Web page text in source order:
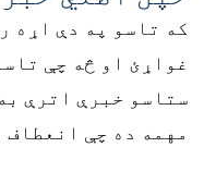
که تاسو په دې اړه
غواړئ او څه چې
ستاسو خبرې اترې
مهمه ده چې انعطاف